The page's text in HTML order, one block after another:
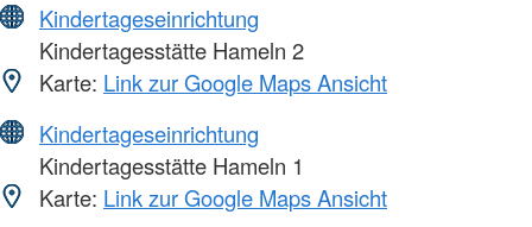
Kindertageseinrichtung
Kindertagesstätte Hameln 2
Karte: Link zur Google Maps Ansicht
Kindertageseinrichtung
Kindertagesstätte Hameln 1
Karte: Link zur Google Maps Ansicht